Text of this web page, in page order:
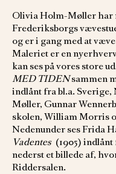
Olivia Holm-Møller har
Frederiksborgs
og er i gang med at
Maleriet er en
kan ses på vores store
MED TIDENsammen
indlånt fra bl.a. Sverige,
Møller, Gunnar
skolen, William Morris
Nedenunder ses Frida
Vadentes (1905)
nederst et billede af,
Riddersalen.